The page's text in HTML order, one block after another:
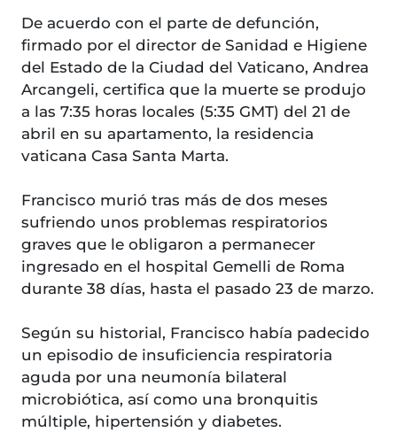
De acuerdo con el parte de defunción,
firmado por el director de Sanidad e Higiene
del Estado de la Ciudad del Vaticano, Andrea
Arcangeli, certifica que la muerte se produjo
a las 7:35 horas locales (5:35 GMT) del 21 de
abril en su apartamento, la residencia
vaticana Casa Santa Marta.
Francisco murió tras más de dos meses
sufriendo unos problemas respiratorios
graves que le obligaron a permanecer
ingresado en el hospital Gemelli de Roma
durante 38 días, hasta el pasado 23 de marzo.
Según su historial, Francisco había padecido
un episodio de insuficiencia respiratoria
aguda por una neumonía bilateral
microbiótica, así como una bronquitis
múltiple, hipertensión y diabetes.